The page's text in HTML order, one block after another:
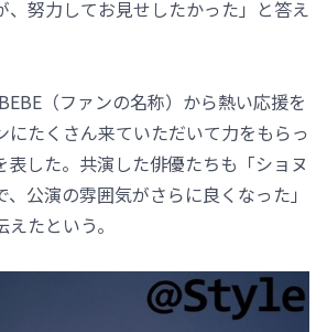
、努力してお見せしたかった」と答え
（ファンの名称）から熱い応援を
にたくさん来ていただいて力をもらっ
表した。共演した俳優たちも「ショヌ
公演の雰囲気がさらに良くなった」
たという。